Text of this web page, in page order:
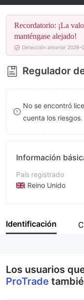
5
6
7
8
9
3
4
5
6
7
8
9
3
4
5
6
7
8
9
Recordatorio: ¡La
manténgase alejado!
Detección anterior 2026-
Regulador
No se encontró
cuenta los riesgos.
Información
País registrado
Reino Unido
Empresa
Identificación
Los usuarios
ProTrade